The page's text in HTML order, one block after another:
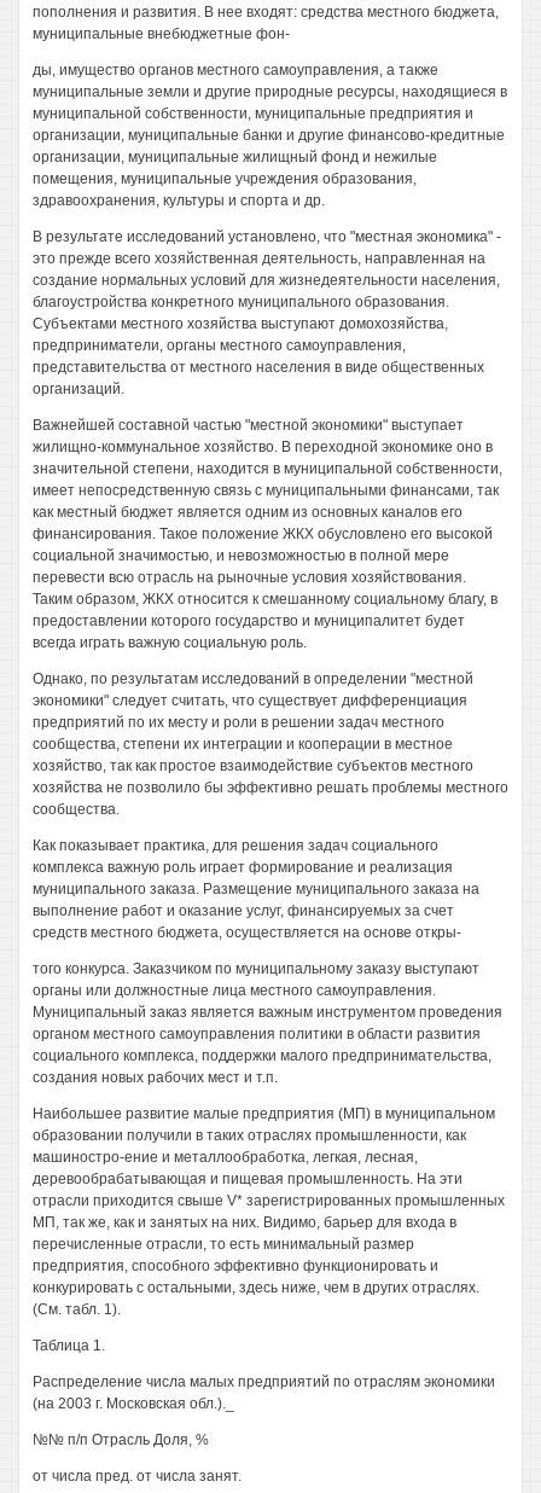
пополнения и развития. В нее входят: средства местного бюджета,
муниципальные внебюджетные фон-
ды, имущество органов местного самоуправления, а также
муниципальные земли и другие природные ресурсы, находящиеся в
муниципальной собственности, муниципальные предприятия и
организации, муниципальные банки и другие финансово-кредитные
организации, муниципальные жилищный фонд и нежилые
помещения, муниципальные учреждения образования,
здравоохранения, культуры и спорта и др.
В результате исследований установлено, что "местная экономика" -
это прежде всего хозяйственная деятельность, направленная на
создание нормальных условий для жизнедеятельности населения,
благоустройства конкретного муниципального образования.
Субъектами местного хозяйства выступают домохозяйства,
предприниматели, органы местного самоуправления,
представительства от местного населения в виде общественных
организаций.
Важнейшей составной частью "местной экономики" выступает
жилищно-коммунальное хозяйство. В переходной экономике оно в
значительной степени, находится в муниципальной собственности,
имеет непосредственную связь с муниципальными финансами, так
как местный бюджет является одним из основных каналов его
финансирования. Такое положение ЖКХ обусловлено его высокой
социальной значимостью, и невозможностью в полной мере
перевести всю отрасль на рыночные условия хозяйствования.
Таким образом, ЖКХ относится к смешанному социальному благу, в
предоставлении которого государство и муниципалитет будет
всегда играть важную социальную роль.
Однако, по результатам исследований в определении "местной
экономики" следует считать, что существует дифференциация
предприятий по их месту и роли в решении задач местного
сообщества, степени их интеграции и кооперации в местное
хозяйство, так как простое взаимодействие субъектов местного
хозяйства не позволило бы эффективно решать проблемы местного
сообщества.
Как показывает практика, для решения задач социального
комплекса важную роль играет формирование и реализация
муниципального заказа. Размещение муниципального заказа на
выполнение работ и оказание услуг, финансируемых за счет
средств местного бюджета, осуществляется на основе откры-
того конкурса. Заказчиком по муниципальному заказу выступают
органы или должностные лица местного самоуправления.
Муниципальный заказ является важным инструментом проведения
органом местного самоуправления политики в области развития
социального комплекса, поддержки малого предпринимательства,
создания новых рабочих мест и т.п.
Наибольшее развитие малые предприятия (МП) в муниципальном
образовании получили в таких отраслях промышленности, как
машиностро-ение и металлообработка, легкая, лесная,
деревообрабатывающая и пищевая промышленность. На эти
отрасли приходится свыше V* зарегистрированных промышленных
МП, так же, как и занятых на них. Видимо, барьер для входа в
перечисленные отрасли, то есть минимальный размер
предприятия, способного эффективно функционировать и
конкурировать с остальными, здесь ниже, чем в других отраслях.
(См. табл. 1).
Таблица 1.
Распределение числа малых предприятий по отраслям экономики
(на 2003 г. Московская обл.)._
№№ п/п Отрасль Доля, %
от числа пред. от числа занят.